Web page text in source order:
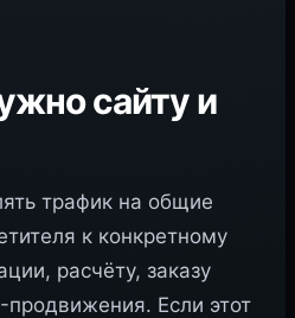
сайту и
трафик на общие
к конкретному
расчёту, заказу
продвижения. Если этот